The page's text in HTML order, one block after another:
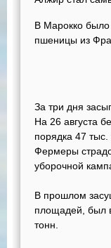
В Марокко было
пшеницы из
За три дня
На 26 августа
порядка 47
Фермеры
уборочной
В прошлом
площадей, был
тонн.